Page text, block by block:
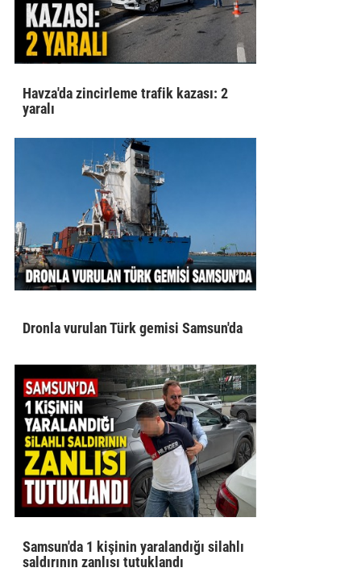
Havza'da zincirleme trafik kazası: 2
yaralı
Dronla vurulan Türk gemisi Samsun'da
Samsun'da 1 kişinin yaralandığı silahlı
saldırının zanlısı tutuklandı